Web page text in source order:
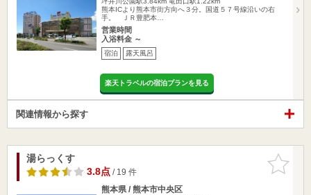
熊本ICより熊本市街方向へ３分。国道５７号線沿いの右
手。 ＪＲ豊肥本…
営業時間
入浴料金 ～
宿泊 露天風呂
楽天トラベルの宿泊プランを見る
関連情報から探す
お気に入
りに追加
湯らっくす
3.8点/ 19 件
熊本県 / 熊本市中央区